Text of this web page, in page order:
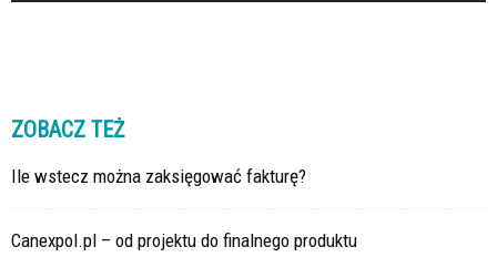
ZOBACZ TEŻ
Ile wstecz można zaksięgować fakturę?
Canexpol.pl – od projektu do finalnego produktu